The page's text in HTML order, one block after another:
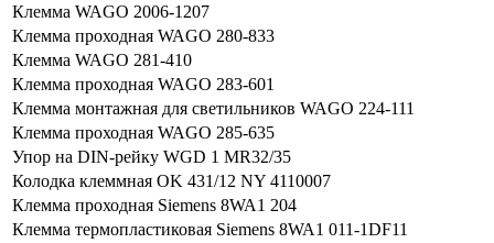
Клемма WAGO 2006-1207
Клемма проходная WAGO 280-833
Клемма WAGO 281-410
Клемма проходная WAGO 283-601
Клемма монтажная для светильников WAGO 224-111
Клемма проходная WAGO 285-635
Упор на DIN-рейку WGD 1 MR32/35
Колодка клеммная OK 431/12 NY 4110007
Клемма проходная Siemens 8WA1 204
Клемма термопластиковая Siemens 8WA1 011-1DF11